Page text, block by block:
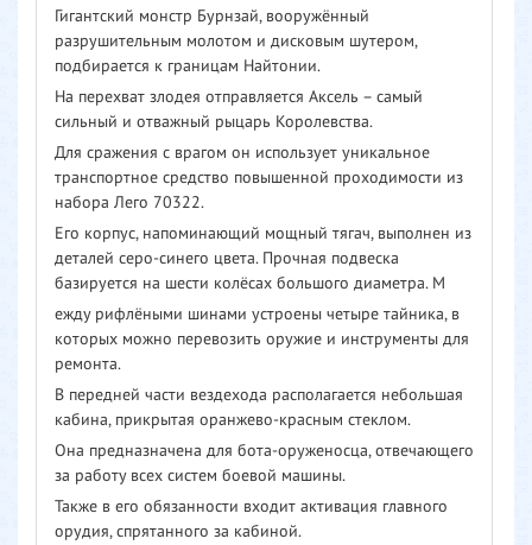
Гигантский монстр Бурнзай, вооружённый
разрушительным молотом и дисковым шутером,
подбирается к границам Найтонии.
На перехват злодея отправляется Аксель – самый
сильный и отважный рыцарь Королевства.
Для сражения с врагом он использует уникальное
транспортное средство повышенной проходимости из
набора Лего 70322.
Его корпус, напоминающий мощный тягач, выполнен из
деталей серо-синего цвета. Прочная подвеска
базируется на шести колёсах большого диаметра. М
ежду рифлёными шинами устроены четыре тайника, в
которых можно перевозить оружие и инструменты для
ремонта.
В передней части вездехода располагается небольшая
кабина, прикрытая оранжево-красным стеклом.
Она предназначена для бота-оруженосца, отвечающего
за работу всех систем боевой машины.
Также в его обязанности входит активация главного
орудия, спрятанного за кабиной.